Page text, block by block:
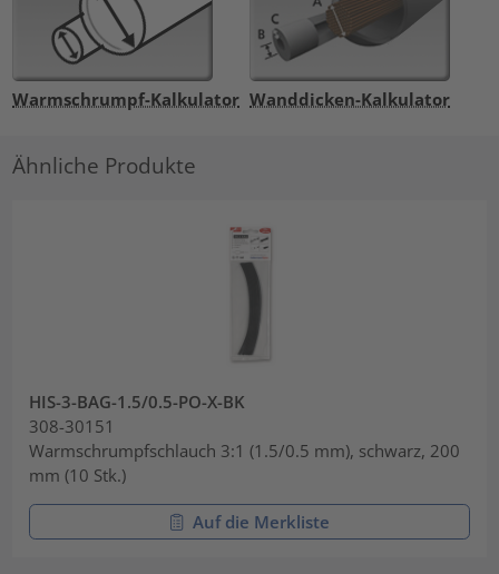
Warmschrumpf-Kalkulator Wanddicken-Kalkulator
Ähnliche Produkte
HIS-3-BAG-1.5/0.5-PO-X-BK
308-30151
Warmschrumpfschlauch 3:1 (1.5/0.5 mm), schwarz, 200
mm (10 Stk.)
Auf die Merkliste